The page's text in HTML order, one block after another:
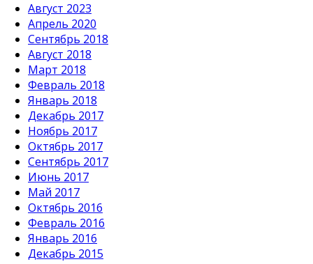
Август 2023
Апрель 2020
Сентябрь 2018
Август 2018
Март 2018
Февраль 2018
Январь 2018
Декабрь 2017
Ноябрь 2017
Октябрь 2017
Сентябрь 2017
Июнь 2017
Май 2017
Октябрь 2016
Февраль 2016
Январь 2016
Декабрь 2015